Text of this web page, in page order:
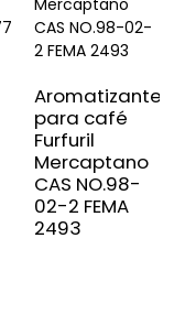
Aromatizante
para café
Furfuril
Mercaptano
CAS NO.98-
02-2 FEMA
2493